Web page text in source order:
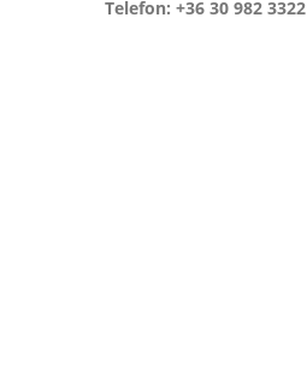
Telefon: +36 30 982 3322